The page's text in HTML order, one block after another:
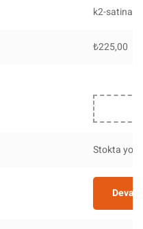
k2-satina-
₺225,00
Stokta yok